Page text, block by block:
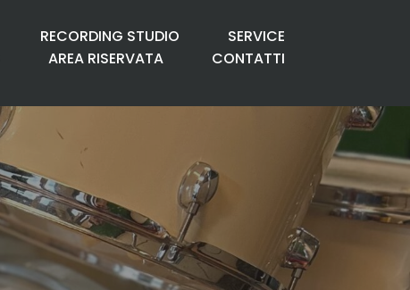
RECORDING STUDIO
SERVICE
AREA RISERVATA CONTATTI